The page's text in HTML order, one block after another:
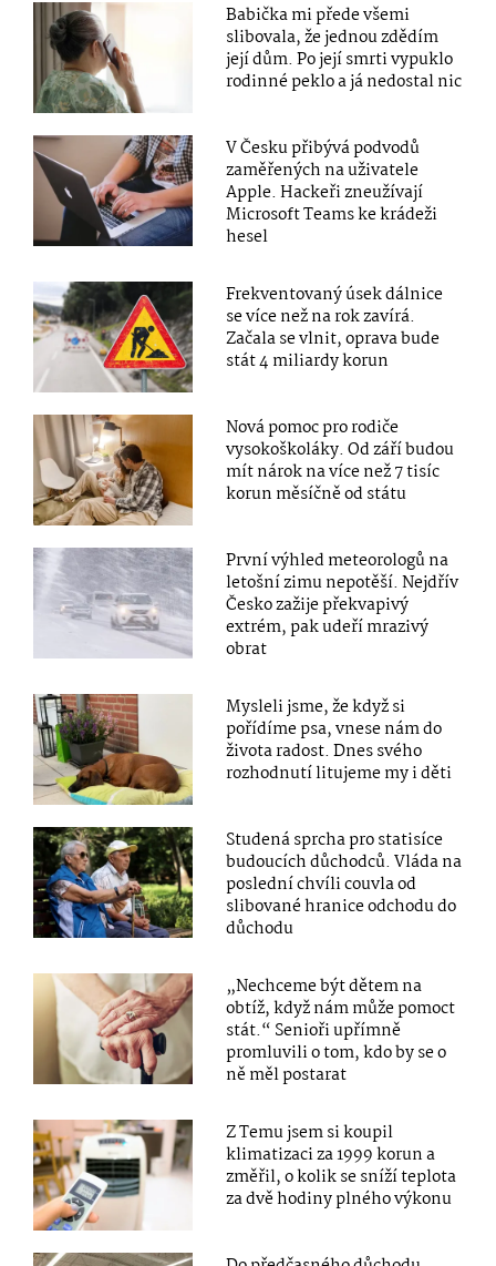
Babička mi přede všemi
slibovala, že jednou zdědím
její dům. Po její smrti vypuklo
rodinné peklo a já nedostal nic
V Česku přibývá podvodů
zaměřených na uživatele
Apple. Hackeři zneužívají
Microsoft Teams ke krádeži
hesel
Frekventovaný úsek dálnice
se více než na rok zavírá.
Začala se vlnit, oprava bude
stát 4 miliardy korun
Nová pomoc pro rodiče
vysokoškoláky. Od září budou
mít nárok na více než 7 tisíc
korun měsíčně od státu
První výhled meteorologů na
letošní zimu nepotěší. Nejdřív
Česko zažije překvapivý
extrém, pak udeří mrazivý
obrat
Mysleli jsme, že když si
pořídíme psa, vnese nám do
života radost. Dnes svého
rozhodnutí litujeme my i děti
Studená sprcha pro statisíce
budoucích důchodců. Vláda na
poslední chvíli couvla od
slibované hranice odchodu do
důchodu
„Nechceme být dětem na
obtíž, když nám může pomoct
stát.“ Senioři upřímně
promluvili o tom, kdo by se o
ně měl postarat
Z Temu jsem si koupil
klimatizaci za 1999 korun a
změřil, o kolik se sníží teplota
za dvě hodiny plného výkonu